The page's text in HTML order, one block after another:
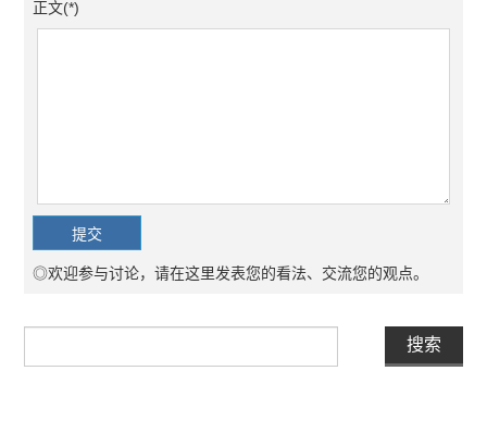
正文(*)
◎欢迎参与讨论，请在这里发表您的看法、交流您的观点。